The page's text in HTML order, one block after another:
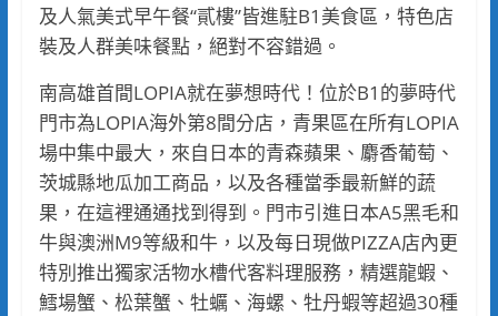
及人氣美式早午餐“貳樓”皆進駐B1美食區，特色店
裝及人群美味餐點，絕對不容錯過。
南高雄首間LOPIA就在夢想時代！位於B1的夢時代
門市為LOPIA海外第8間分店，青果區在所有LOPIA
場中集中最大，來自日本的青森蘋果、麝香葡萄、
茨城縣地瓜加工商品，以及各種當季最新鮮的蔬
果，在這裡通通找到得到。門市引進日本A5黑毛和
牛與澳洲M9等級和牛，以及每日現做PIZZA店內更
特別推出獨家活物水槽代客料理服務，精選龍蝦、
鱈場蟹、松葉蟹、牡蠣、海螺、牡丹蝦等超過30種